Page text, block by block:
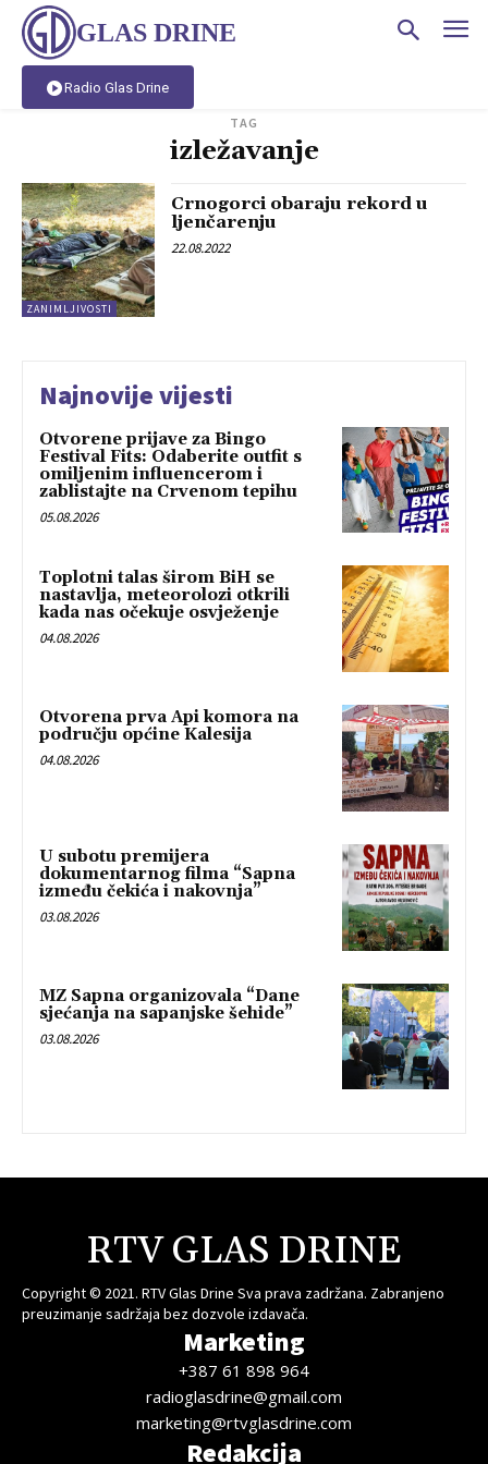
GLAS DRINE
Radio Glas Drine
TAG
izležavanje
ZANIMLJIVOSTI
Crnogorci obaraju rekord u
ljenčarenju
22.08.2022
Najnovije vijesti
Otvorene prijave za Bingo
Festival Fits: Odaberite outfit s
omiljenim influencerom i
zablistajte na Crvenom tepihu
05.08.2026
Toplotni talas širom BiH se
nastavlja, meteorolozi otkrili
kada nas očekuje osvježenje
04.08.2026
Otvorena prva Api komora na
području općine Kalesija
04.08.2026
U subotu premijera
dokumentarnog filma “Sapna
između čekića i nakovnja”
03.08.2026
MZ Sapna organizovala “Dane
sjećanja na sapanjske šehide”
03.08.2026
RTV GLAS DRINE
Copyright © 2021. RTV Glas Drine Sva prava zadržana. Zabranjeno
preuzimanje sadržaja bez dozvole izdavača.
Marketing
+387 61 898 964
radioglasdrine@gmail.com
marketing@rtvglasdrine.com
Redakcija